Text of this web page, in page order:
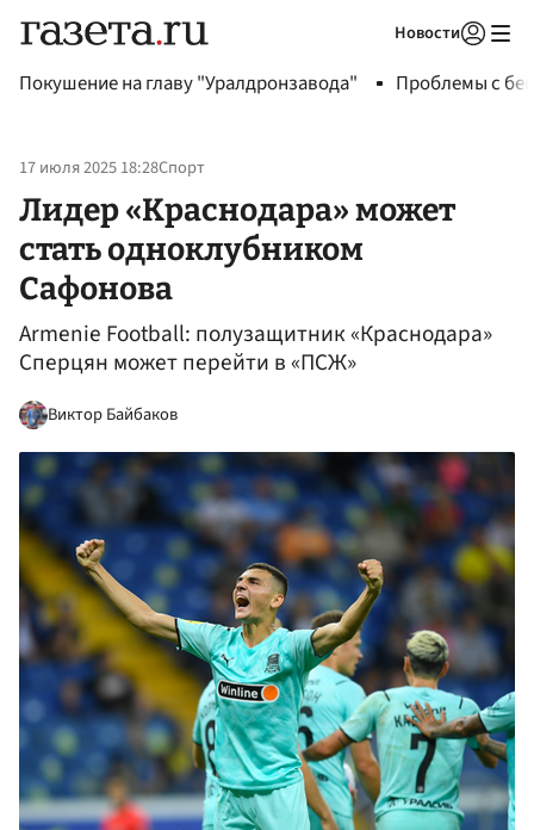
Новости
Покушение на главу "Уралдронзавода" Проблемы с
17 июля 2025 18:28Спорт
Лидер «Краснодара» может
стать одноклубником
Сафонова
Armenie Football: полузащитник «Краснодара»
Сперцян может перейти в «ПСЖ»
Виктор Байбаков